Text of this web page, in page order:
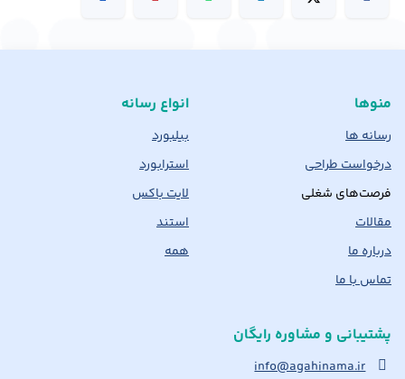
منوها
رسانه ها
درخواست طراحی
فرصت‌های شغلی
مقالات
درباره ما
تماس با ما
انواع رسانه
بیلبورد
استرابورد
لایت باکس
استند
همه
پشتیبانی و مشاوره رایگان
info@agahinama.ir